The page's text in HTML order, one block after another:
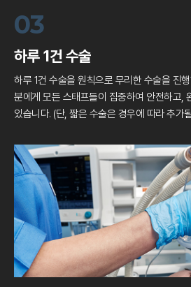
03
하루 1건 수술
하루 1건 수술을 원칙으로 무리한 수술을 진
분에게 모든 스태프들이 집중하여 안전하고,
있습니다. (단, 짧은 수술은 경우에 따라 추가